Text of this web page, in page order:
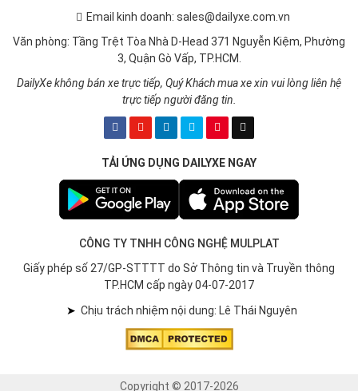
Email kinh doanh: sales@dailyxe.com.vn
Văn phòng: Tầng Trệt Tòa Nhà D-Head 371 Nguyễn Kiệm, Phường
3, Quận Gò Vấp, TP.HCM.
DailyXe không bán xe trực tiếp, Quý Khách mua xe xin vui lòng liên hệ
trực tiếp người đăng tin.
TẢI ỨNG DỤNG DAILYXE NGAY
CÔNG TY TNHH CÔNG NGHỆ MULPLAT
Giấy phép số 27/GP-STTTT do Sở Thông tin và Truyền thông
TP.HCM cấp ngày 04-07-2017
➤ Chịu trách nhiệm nội dung: Lê Thái Nguyên
Copyright © 2017-2026